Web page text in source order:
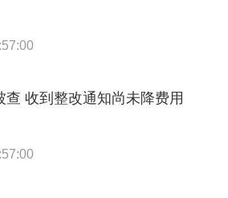
收到整改通知尚未降费用